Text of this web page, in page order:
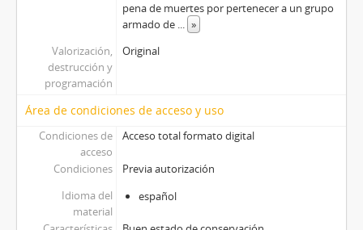
pena de muertes por pertenecer a un grupo
armado de ... »
Valorización,
destrucción y
programación
Original
Área de condiciones de acceso y uso
Condiciones de
acceso
Acceso total formato digital
Condiciones
Previa autorización
Idioma del
material
español